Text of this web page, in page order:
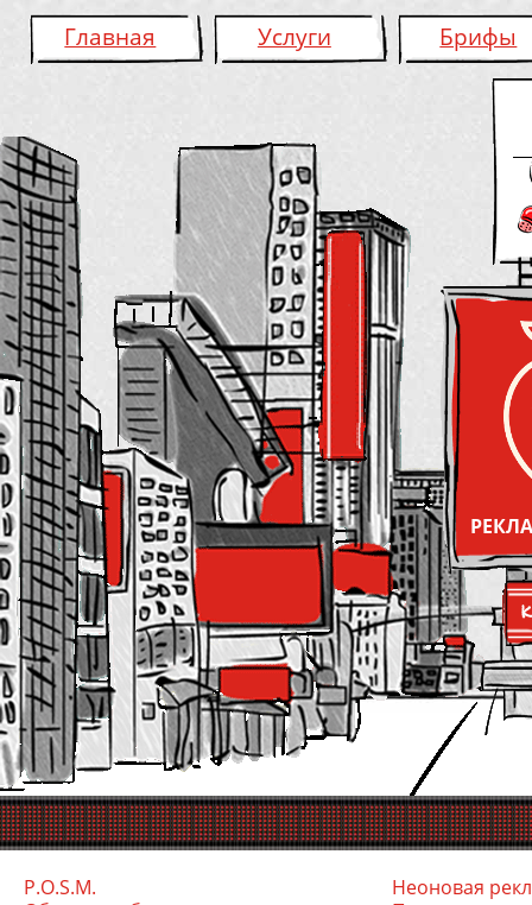
Главная Услуги Брифы
P.O.S.M.
Неоновая